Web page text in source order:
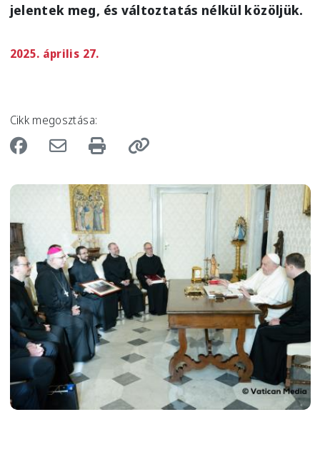
jelentek meg, és változtatás nélkül közöljük.
2025. április 27.
Cikk megosztása:
Image